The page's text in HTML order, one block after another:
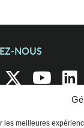
les meilleures
NOUS